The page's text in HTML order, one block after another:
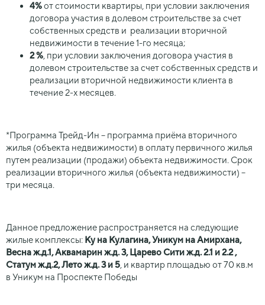
4%от стоимости квартиры, при условии заключения
договора участия в долевом строительстве за счет
собственных средств и реализации вторичной
недвижимости в течение 1-го месяца;
2 %, при условии заключения договора участия в
долевом строительстве за счет собственных средств и
реализации вторичной недвижимости клиента в
течение 2-х месяцев.
*Программа Трейд-Ин – программа приёма вторичного
жилья (объекта недвижимости) в оплату первичного жилья
путем реализации (продажи) объекта недвижимости. Срок
реализации вторичного жилья (объекта недвижимости) –
три месяца.
Данное предложение распространяется на следующие
жилые комплексы: Ку на Кулагина, Уникум на Амирхана,
Весна ж.д.1, Аквамарин ж.д. 3, Царево Сити ж.д. 2.1 и 2.2 ,
Статум ж.д.2, Лето ж.д. 3 и 5, и квартир площадью от 70 кв.м
в Уникум на Проспекте Победы